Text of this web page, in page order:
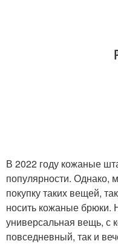
В 2022 году кожаные
популярности. Однако,
покупку таких вещей,
носить кожаные брюки.
универсальная вещь, с
повседневный, так и